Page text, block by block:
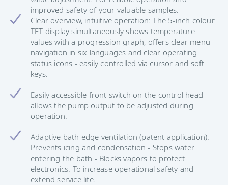
improved safety of your valuable samples.
Clear overview, intuitive operation: The 5-inch colour
TFT display simultaneously shows temperature
values with a progression graph, offers clear menu
navigation in six languages and clear operating
status icons - easily controlled via cursor and soft
keys.
Easily accessible front switch on the control head
allows the pump output to be adjusted during
operation.
Adaptive bath edge ventilation (patent application): -
Prevents icing and condensation - Stops water
entering the bath - Blocks vapors to protect
electronics. To increase operational safety and
extend service life.